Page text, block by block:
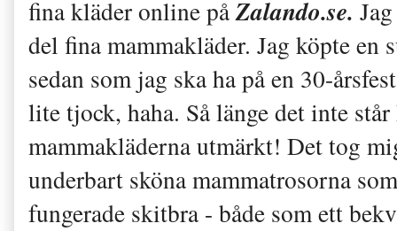
fina kläder online påZalando.se.
del fina mammakläder. Jag köpte
sedan som jag ska ha på en 30-
lite tjock, haha. Så länge det inte
mammakläderna utmärkt! Det tog
underbart sköna mammatrosorna
fungerade skitbra - både som ett